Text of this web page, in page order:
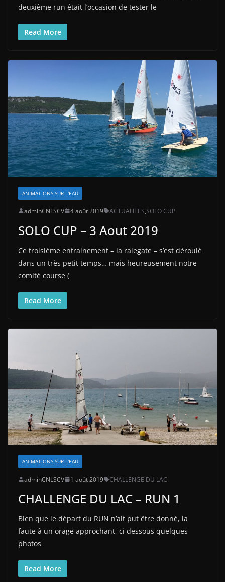
deuxième run était l’occasion de tester le
Read More
ANIMATIONS SUR L'EAU
adminCNLSCV 4 août 2019 ACTUALITES,SOLO CUP
SOLO CUP – 3 Aout 2019
Ce troisième entrainement – la raiegate – s’est déroulé
dans un très petit temps… mais heureusement notre
comité course (
Read More
ANIMATIONS SUR L'EAU
adminCNLSCV 1 août 2019 CHALLENGE DU LAC
CHALLENGE DU LAC – RUN 1
Bien que le départ du RUN n’ait put être donné, la
faute à un orage approchant, ci dessous quelques
photos
Read More